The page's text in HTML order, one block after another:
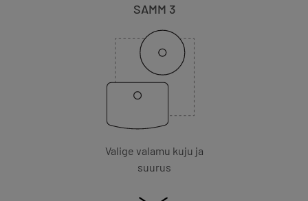
SAMM 3
Valige valamu kuju ja
suurus